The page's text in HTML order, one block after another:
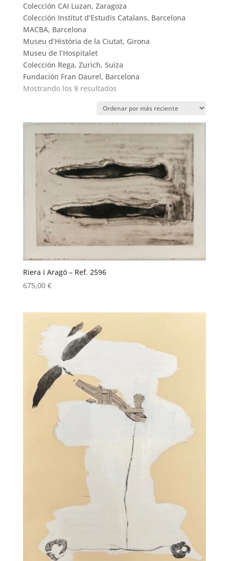
Colección CAI Luzan, Zaragoza
Colección Institut d’Estudis Catalans, Barcelona
MACBA, Barcelona
Museu d’Història de la Ciutat, Girona
Museu de l’Hospitalet
Colección Rega, Zurich, Suiza
Fundación Fran Daurel, Barcelona
Mostrando los 8 resultadosOrdenado
los
últimos
Riera i Aragó – Ref. 2596
675,00 €